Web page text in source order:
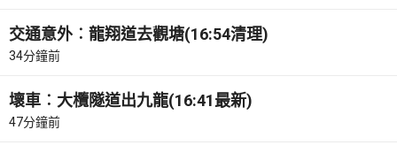
交通意外︰龍翔道去觀塘(16:54清理)
34分鐘前
壞車︰大欖隧道出九龍(16:41最新)
47分鐘前